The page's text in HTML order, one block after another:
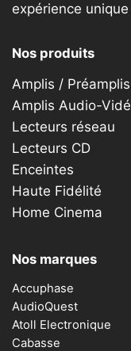
expérience
Nos produits
Amplis / Préamplis
Amplis Audio-
Lecteurs réseau
Lecteurs CD
Enceintes
Haute Fidélité
Home Cinema
Nos marques
Accuphase
AudioQuest
Atoll Electronique
Cabasse